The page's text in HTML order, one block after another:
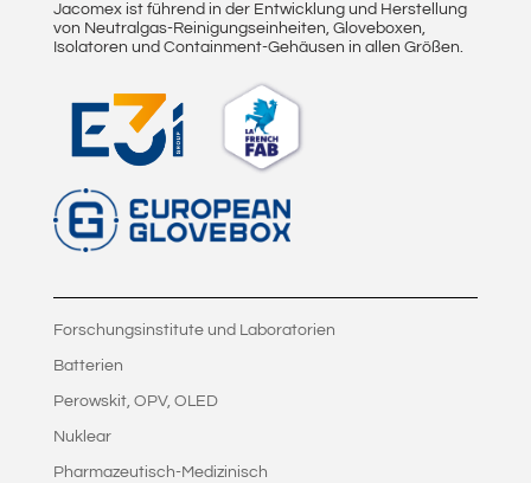
Jacomex ist führend in der Entwicklung und Herstellung
von Neutralgas-Reinigungseinheiten, Gloveboxen,
Isolatoren und Containment-Gehäusen in allen Größen.
Forschungsinstitute und Laboratorien
Batterien
Perowskit, OPV, OLED
Nuklear
Pharmazeutisch-Medizinisch